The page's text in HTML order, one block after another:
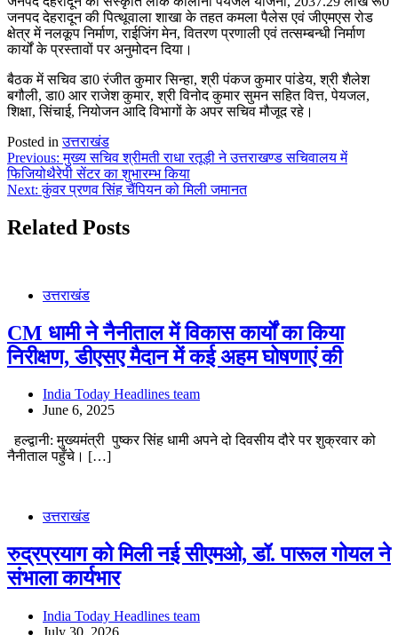
जनपद देहरादून की पित्थूवाला शाखा के तहत कमला पैलेस एवं जीएमएस रोड
क्षेत्र में नलकूप निर्माण, राईजिंग मेन, वितरण प्रणाली एवं तत्सम्बन्धी निर्माण
कार्यों के प्रस्तावों पर अनुमोदन दिया।
बैठक में सचिव डा0 रंजीत कुमार सिन्हा, श्री पंकज कुमार पांडेय, श्री शैलेश
बगौली, डा0 आर राजेश कुमार, श्री विनोद कुमार सुमन सहित वित्त, पेयजल,
शिक्षा, सिंचाई, नियोजन आदि विभागों के अपर सचिव मौजूद रहे।
Posted inउत्तराखंड
Post
navigation
Previous: मुख्य सचिव श्रीमती राधा रतूड़ी ने उत्तराखण्ड सचिवालय में
फिजियोथैरेपी सेंटर का शुभारम्भ किया
Next: कुंवर प्रणव सिंह चैंपियन को मिली जमानत
Related Posts
उत्तराखंड
CM धामी ने नैनीताल में विकास कार्यों का किया
निरीक्षण, डीएसए मैदान में कई अहम घोषणाएं की
India Today Headlines team
June 6, 2025
हल्द्वानी: मुख्यमंत्री पुष्कर सिंह धामी अपने दो दिवसीय दौरे पर शुक्रवार को
नैनीताल पहुँचे। […]
उत्तराखंड
रुद्रप्रयाग को मिली नई सीएमओ, डॉ. पारूल गोयल ने
संभाला कार्यभार
India Today Headlines team